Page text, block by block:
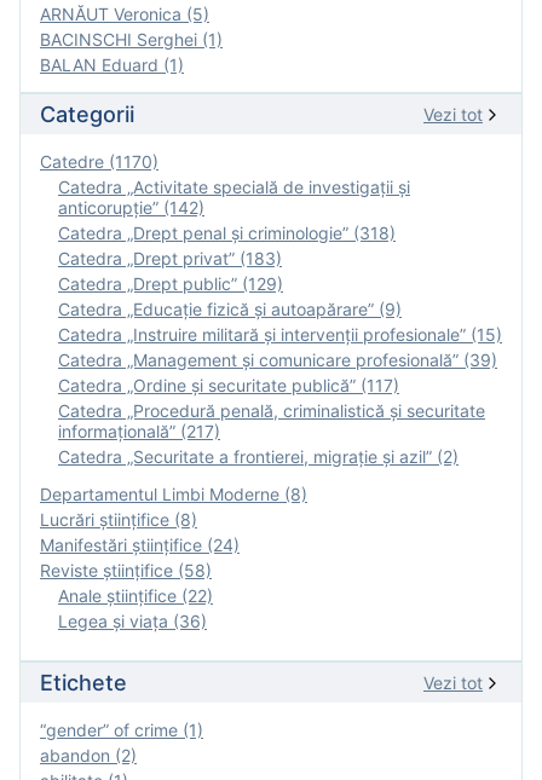
ARNĂUT Veronica (5)
BACINSCHI Serghei (1)
BALAN Eduard (1)
Categorii Vezi tot
Catedre (1170)
Catedra „Activitate specială de investigaţii şi
anticorupție” (142)
Catedra „Drept penal și criminologie” (318)
Catedra „Drept privat” (183)
Catedra „Drept public” (129)
Catedra „Educație fizică şi autoapărare” (9)
Catedra „Instruire militară şi intervenţii profesionale” (15)
Catedra „Management și comunicare profesională” (39)
Catedra „Ordine și securitate publică” (117)
Catedra „Procedură penală, criminalistică și securitate
informațională” (217)
Catedra „Securitate a frontierei, migrație și azil” (2)
Departamentul Limbi Moderne (8)
Lucrări științifice (8)
Manifestări ştiinţifice (24)
Reviste ştiinţifice (58)
Anale ştiinţifice (22)
Legea şi viaţa (36)
Etichete Vezi tot
“gender” of crime (1)
abandon (2)